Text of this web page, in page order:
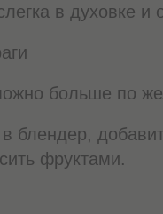
в духовке и
больше по
блендер,
фруктами.